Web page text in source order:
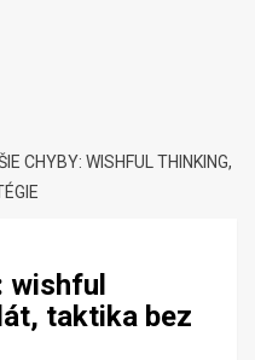
CHYBY: WISHFUL THINKING,
wishful
taktika bez